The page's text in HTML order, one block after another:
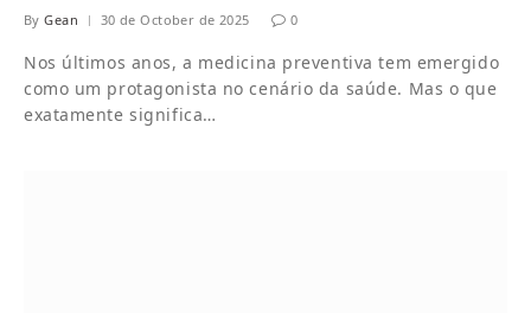
By Gean 30 de October de 2025 0
Nos últimos anos, a medicina preventiva tem emergido
como um protagonista no cenário da saúde. Mas o que
exatamente significa…